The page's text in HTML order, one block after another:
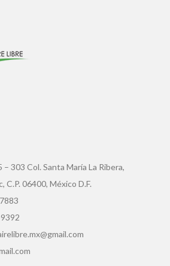
303 Col. Santa María La Ribera,
C.P. 06400, México D.F.